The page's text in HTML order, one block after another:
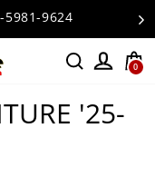
5981-9624
0
'25-26
'25-